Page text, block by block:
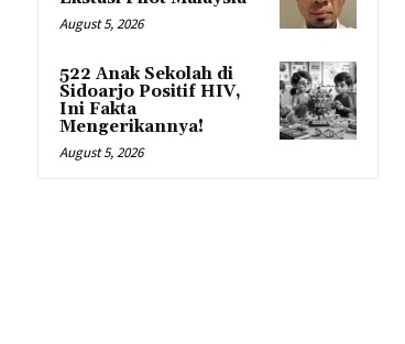
August 5, 2026
522 Anak Sekolah di
Sidoarjo Positif HIV,
Ini Fakta
Mengerikannya!
August 5, 2026